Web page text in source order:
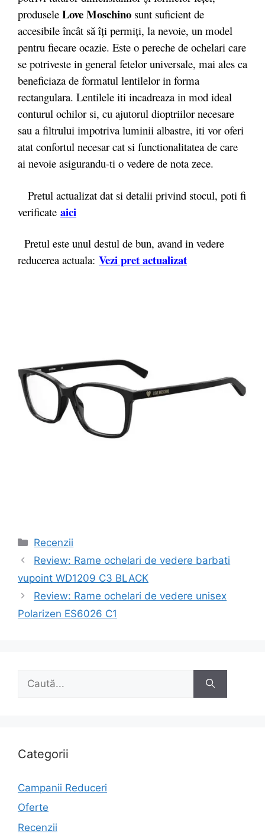
produsele Love Moschino sunt suficient de
accesibile încât să îți permiți, la nevoie, un model
pentru fiecare ocazie. Este o pereche de ochelari care
se potriveste in general fetelor universale, mai ales ca
beneficiaza de formatul lentilelor in forma
rectangulara. Lentilele iti incadreaza in mod ideal
conturul ochilor si, cu ajutorul dioptriilor necesare
sau a filtrului impotriva luminii albastre, iti vor oferi
atat confortul necesar cat si functionalitatea de care
ai nevoie asigurandu-ti o vedere de nota zece.
Pretul actualizat dat si detalii privind stocul, poti fi
verificate aici
Pretul este unul destul de bun, avand in vedere
reducerea actuala: Vezi pret actualizat
Categorii
Recenzii
Navigare
articole
Review: Rame ochelari de vedere barbati
vupoint WD1209 C3 BLACK
Review: Rame ochelari de vedere unisex
Polarizen ES6026 C1
după:
Categorii
Campanii Reduceri
Oferte
Recenzii